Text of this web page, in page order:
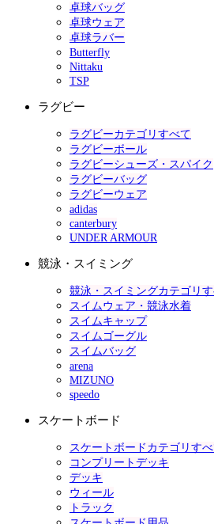
卓球バッグ
卓球ウェア
卓球ラバー
Butterfly
Nittaku
TSP
ラグビー
ラグビーカテゴリすべて
ラグビーボール
ラグビーシューズ・スパイク
ラグビーバッグ
ラグビーウェア
adidas
canterbury
UNDER ARMOUR
競泳・スイミング
競泳・スイミングカテゴリ
スイムウェア・競泳水着
スイムキャップ
スイムゴーグル
スイムバッグ
arena
MIZUNO
speedo
スケートボード
スケートボードカテゴリす
コンプリートデッキ
デッキ
ウィール
トラック